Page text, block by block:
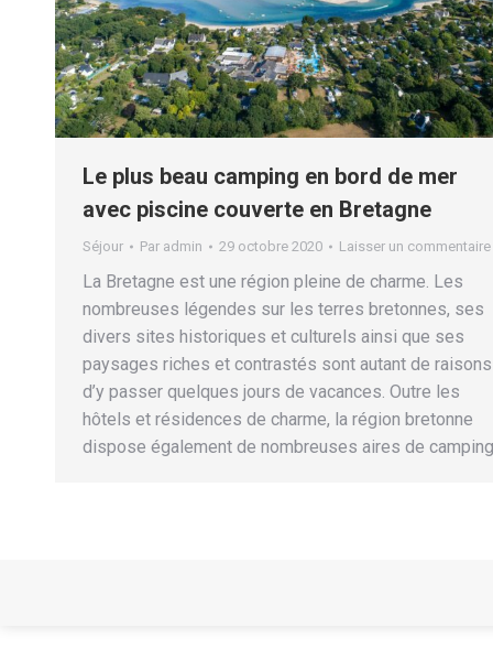
Le plus beau camping en bord de mer
avec piscine couverte en Bretagne
Séjour Par admin 29 octobre 2020 Laisser un commentaire
La Bretagne est une région pleine de charme. Les
nombreuses légendes sur les terres bretonnes, ses
divers sites historiques et culturels ainsi que ses
paysages riches et contrastés sont autant de raisons
d’y passer quelques jours de vacances. Outre les
hôtels et résidences de charme, la région bretonne
dispose également de nombreuses aires de